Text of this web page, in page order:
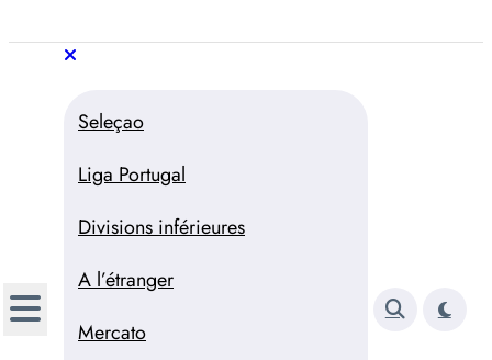
au
Trivela
L'actualité du football portugais
Seleçao
Liga Portugal
Divisions inférieures
A l’étranger
Mercato